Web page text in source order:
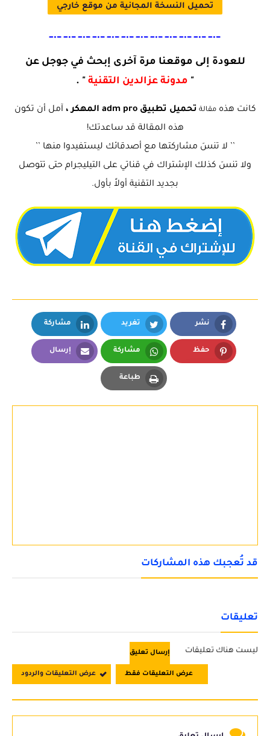
تحميل النسخة المجانية من موقع خارجي
﹎﹎﹎﹎﹎﹎﹎﹎﹎﹎﹎﹎
للعودة إلى موقعنا مرة آخرى إبحث في جوجل عن
" مدونة عزالدين التقنية " .
كانت هذهمقالة تحميل تطبيق adm pro المهكر ، آمل أن تكون
هذه المقالة قد ساعدتك!
’’ لا تنسَ مشاركتها مع أصدقائك ليستفيدوا منها ’’
ولا تنسَ كذلك الإشتراك في قناتي على التيليجرام حتى تتوصل
بجديد التقنية أولاً بأول.
نشر
Facebook
تغريد
Twitter
مشاركة
LinkedIn
حفظ مشاركة
Whatsapp
إرسال
طباعة
قد تُعجبك هذه المشاركات
تعليقات
ليست هناك تعليقات إرسال تعليق
عرض التعليقات فقط عرض التعليقات والردود